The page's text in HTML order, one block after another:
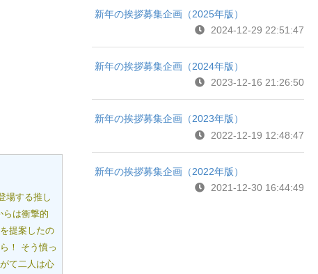
場する推し
らは衝撃的
提案したの
！ そう憤っ
て二人は心
新年の挨拶募集企画（2025年版）
2024-12-29 22:51:47
新年の挨拶募集企画（2024年版）
2023-12-16 21:26:50
新年の挨拶募集企画（2023年版）
2022-12-19 12:48:47
新年の挨拶募集企画（2022年版）
2021-12-30 16:44:49